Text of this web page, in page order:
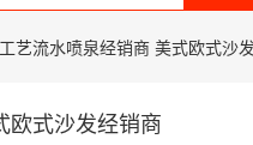
艺流水喷泉经销商 美式欧式沙
欧式沙发经销商